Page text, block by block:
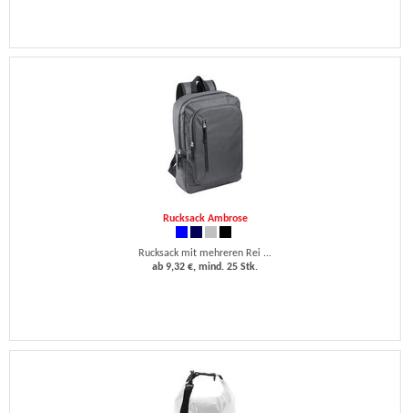
Rucksack Ambrose
Rucksack mit mehreren Rei ...
ab 9,32 €, mind. 25 Stk.